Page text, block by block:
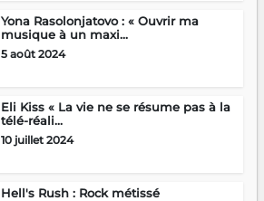
Yona Rasolonjatovo : « Ouvrir ma
musique à un maxi...
5 août 2024
Eli Kiss « La vie ne se résume pas à la
télé-réali...
10 juillet 2024
Hell's Rush : Rock métissé